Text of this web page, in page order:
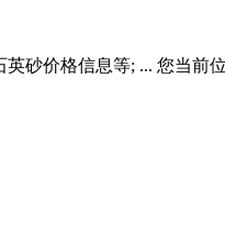
砂价格信息等; ... 您当前